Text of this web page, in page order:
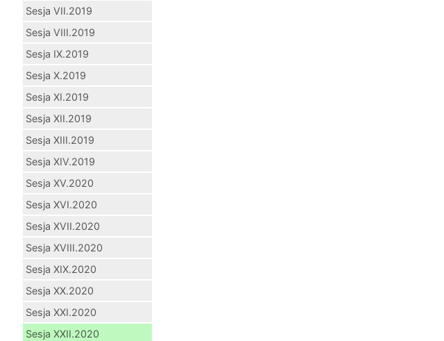
Sesja VII.2019
Sesja VIII.2019
Sesja IX.2019
Sesja X.2019
Sesja XI.2019
Sesja XII.2019
Sesja XIII.2019
Sesja XIV.2019
Sesja XV.2020
Sesja XVI.2020
Sesja XVII.2020
Sesja XVIII.2020
Sesja XIX.2020
Sesja XX.2020
Sesja XXI.2020
Sesja XXII.2020